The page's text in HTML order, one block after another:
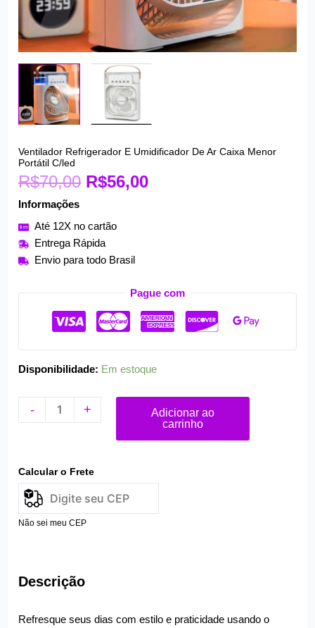
Ventilador Refrigerador E Umidificador De Ar Caixa Menor
Portátil C/led
R$70,00
O
preço
original
R$70,00.
R$56,00
O
atual
Informações
Até 12X no cartão
Entrega Rápida
Envio para todo Brasil
Pague com
Disponibilidade: Em estoque
-
Ventilador
Refrigerador
E
Umidificador
De
Ar
Caixa
quantidade
+
Adicionar ao
carrinho
Calcular o Frete
Não sei meu CEP
Descrição
Refresque seus dias com estilo e praticidade usando o